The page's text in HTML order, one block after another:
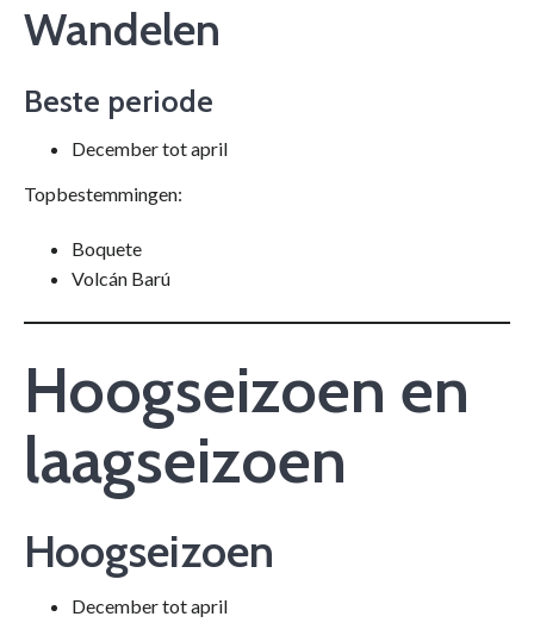
Wandelen
Beste periode
December tot april
Topbestemmingen:
Boquete
Volcán Barú
Hoogseizoen en
laagseizoen
Hoogseizoen
December tot april